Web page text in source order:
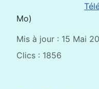
Mo)
Mis à jour : 15 Mai
Clics : 1856